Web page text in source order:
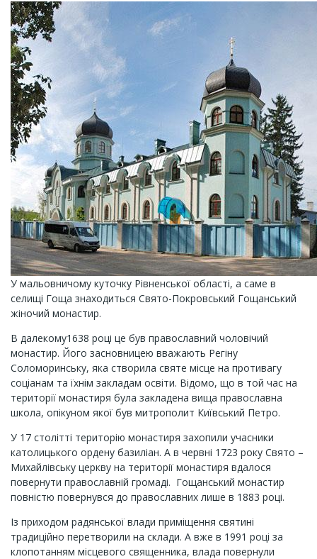
У мальовничому куточку Рівненської області, а саме в
селищі Гоща знаходиться Свято-Покровський Гощанський
жіночий монастир.
В далекому1638 році це був православний чоловічий
монастир. Його засновницею вважають Регіну
Соломоринську, яка створила святе місце на противагу
соціанам та їхнім закладам освіти. Відомо, що в той час на
території монастиря була закладена вища православна
школа, опікуном якої був митрополит Київський Петро.
У 17 столітті територію монастиря захопили учасники
католицького ордену базиліан. А в червні 1723 року Свято –
Михайлівську церкву на території монастиря вдалося
повернути православній громаді. Гощанський монастир
повністю повернувся до православних лише в 1883 році.
Із приходом радянської влади приміщення святині
традиційно перетворили на склади. А вже в 1991 році за
клопотанням місцевого священника, влада повернули